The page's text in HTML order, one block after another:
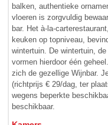
balken, authentieke
vloeren is zorgvuldig
bar. Het à-la-
keuken op topniveau,
wintertuin. De wintertuin,
vormen hierdoor één
zich de gezellige Wijnbar.
(richtprijs € 29/dag, ter
wegens beperkte
beschikbaar.